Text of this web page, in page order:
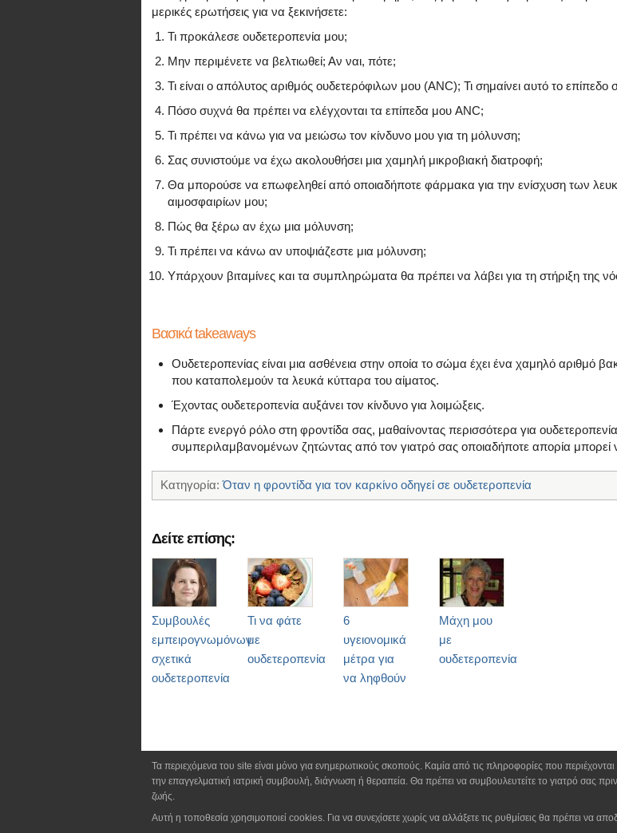
μερικές ερωτήσεις για να ξεκινήσετε:
Τι προκάλεσε ουδετεροπενία μου;
Μην περιμένετε να βελτιωθεί; Αν ναι, πότε;
Τι είναι ο απόλυτος αριθμός ουδετερόφιλων μου (ANC); Τι σημαίνει αυτό το επίπεδο
Πόσο συχνά θα πρέπει να ελέγχονται τα επίπεδα μου ANC;
Τι πρέπει να κάνω για να μειώσω τον κίνδυνο μου για τη μόλυνση;
Σας συνιστούμε να έχω ακολουθήσει μια χαμηλή μικροβιακή διατροφή;
Θα μπορούσε να επωφεληθεί από οποιαδήποτε φάρμακα για την ενίσχυση των
αιμοσφαιρίων μου;
Πώς θα ξέρω αν έχω μια μόλυνση;
Τι πρέπει να κάνω αν υποψιάζεστε μια μόλυνση;
Υπάρχουν βιταμίνες και τα συμπληρώματα θα πρέπει να λάβει για τη στήριξη της
Βασικά takeaways
Ουδετεροπενίας είναι μια ασθένεια στην οποία το σώμα έχει ένα χαμηλό αριθμό
που καταπολεμούν τα λευκά κύτταρα του αίματος.
Έχοντας ουδετεροπενία αυξάνει τον κίνδυνο για λοιμώξεις.
Πάρτε ενεργό ρόλο στη φροντίδα σας, μαθαίνοντας περισσότερα για
συμπεριλαμβανομένων ζητώντας από τον γιατρό σας οποιαδήποτε απορία μπορεί
Κατηγορία:Όταν η φροντίδα για τον καρκίνο οδηγεί σε ουδετεροπενία
Δείτε επίσης:
Συμβουλές
εμπειρογνωμόνων
σχετικά
ουδετεροπενία
Τι να φάτε
με
ουδετεροπενία
6
υγειονομικά
μέτρα για
να ληφθούν
Μάχη μου
με
ουδετεροπενία
Τα περιεχόμενα του site είναι μόνο για ενημερωτικούς σκοπούς. Καμία από τις πληροφορίες που
την επαγγελματική ιατρική συμβουλή, διάγνωση ή θεραπεία. Θα πρέπει να συμβουλευτείτε το γιατρό σας
ζωής.
Αυτή η τοποθεσία χρησιμοποιεί cookies. Για να συνεχίσετε χωρίς να αλλάξετε τις ρυθμίσεις θα πρέπει να